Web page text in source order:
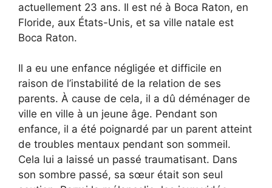
actuellement 23 ans. Il est né à Boca Raton, en
Floride, aux États-Unis, et sa ville natale est
Boca Raton.
Il a eu une enfance négligée et difficile en
raison de l’instabilité de la relation de ses
parents. À cause de cela, il a dû déménager de
ville en ville à un jeune âge. Pendant son
enfance, il a été poignardé par un parent atteint
de troubles mentaux pendant son sommeil.
Cela lui a laissé un passé traumatisant. Dans
son sombre passé, sa sœur était son seul